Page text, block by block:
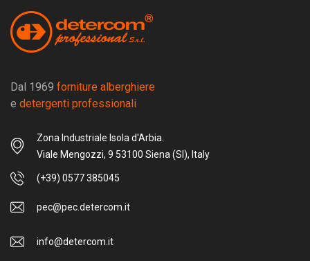
Dal 1969 forniture alberghiere
e detergenti professionali
Zona Industriale Isola d'Arbia.
Viale Mengozzi, 9 53100 Siena (SI), Italy
(+39) 0577 385045
pec@pec.detercom.it
info@detercom.it